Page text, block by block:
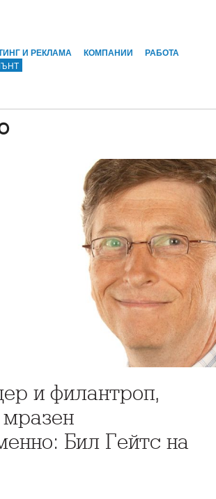
И РЕКЛАМА КОМПАНИИ
РАБОТА
и филантроп,
Бил Гейтс на